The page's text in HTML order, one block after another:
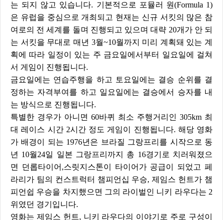
는 되지 않고 있습니다. 기본적으로 포뮬러 원(Formula 1)
은 유럽을 중심으로 개최되고 현재는 신규 서킷의 많은 참
여로의 전 세계를 돌며 진행되고 있으며 대략 20개가 안 되
는 서킷을 무대로 매년 3월~10월까지 미리 계획돼 있는 계
획에 따라 일정이 있는 주 금요일에서부터 일요일에 걸쳐
서 게임이 진행됩니다.
금요일에는 연습주행을 하고 토요일에는 결승 순위를 결
정하는 자격부여를 하고 일요일에는 결승에서 승자를 내
는 방식으로 진행됩니다.
특별한 경우가 아니면 60바퀴 최소 주행거리인 305km 최
대 레이스 시간 2시간 정도 게임이 진행됩니다. 해당 영화
가 배경이 되는 1976년은 브라질 그랑프리를 시작으로 동
년 10월24일 일본 그랑프리까지 총 16경기로 치러워졌으
면 던롭타이어,스릿지스톤이 타이어가 공급이 되었고 페
라리가 팀의 컨스트럭터 챔피언십 우승, 제임스 헌트가 챔
피언쉽 우승을 차지했으면 그의 라이벌인 니키 라우다는 2
위였던 경기입니다.
영화는 제임스 헌트, 니키 라우다의 이야기로 주로 구성이